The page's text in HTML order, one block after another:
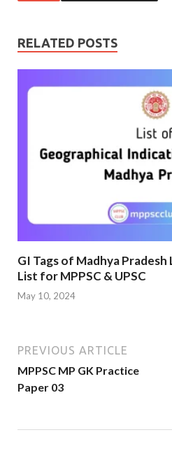
RELATED POSTS
GI Tags of Madhya Pradesh
List for MPPSC & UPSC
May 10, 2024
PREVIOUS ARTICLE
MPPSC MP GK Practice
Paper 03